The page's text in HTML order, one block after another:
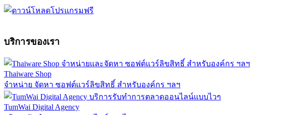
บริการของเรา
Thaiware Shop
จำหน่าย จัดหา ซอฟต์แวร์ลิขสิทธิ์ สำหรับองค์กร ฯลฯ
TumWai Digital Agency